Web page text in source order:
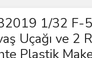
1/32 F-
Uçağı ve 2
Plastik